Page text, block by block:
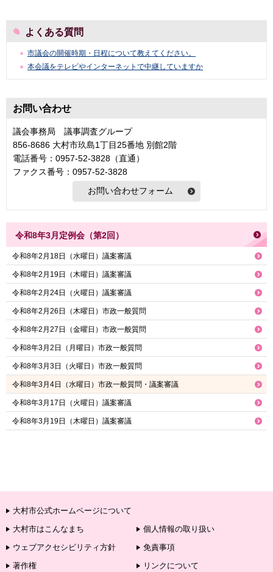
よくある質問
市議会の開催時期・日程について教えてください。
本会議をテレビやインターネットで中継していますか
お問い合わせ
議会事務局 議事調査グループ
856-8686 大村市玖島1丁目25番地 別館2階
電話番号：0957-52-3828（直通）
ファクス番号：0957-52-3828
令和8年3月定例会（第2回）
令和8年2月18日（水曜日）議案審議
令和8年2月19日（木曜日）議案審議
令和8年2月24日（火曜日）議案審議
令和8年2月26日（木曜日）市政一般質問
令和8年2月27日（金曜日）市政一般質問
令和8年3月2日（月曜日）市政一般質問
令和8年3月3日（火曜日）市政一般質問
令和8年3月4日（水曜日）市政一般質問・議案審議
令和8年3月17日（火曜日）議案審議
令和8年3月19日（木曜日）議案審議
大村市公式ホームページについて
大村市はこんなまち
個人情報の取り扱い
ウェブアクセシビリティ方針
免責事項
著作権
リンクについて